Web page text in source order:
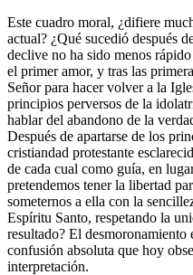
Este cuadro moral, ¿difiere
actual? ¿Qué sucedió después
declive no ha sido menos
el primer amor, y tras las
Señor para hacer volver a la
principios perversos de la
hablar del abandono de la
Después de apartarse de los
cristiandad protestante
de cada cual como guía, en
pretendemos tener la libertad
someternos a ella con la
Espíritu Santo, respetando la
resultado? El desmoronamiento
confusión absoluta que hoy
interpretación.